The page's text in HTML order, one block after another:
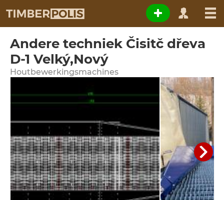
Andere techniek Čisitč dřeva
D-1 Velký,Nový
Houtbewerkingsmachines